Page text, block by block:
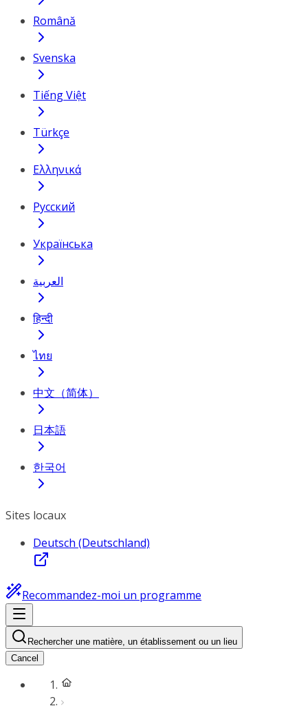
Română
Svenska
Tiếng Việt
Türkçe
Ελληνικά
Русский
Українська
العربية
हिन्दी
ไทย
中文（简体）
日本語
한국어
Sites locaux
Deutsch (Deutschland)
Recommandez-moi un programme
Rechercher une matière, un établissement ou un lieu
Cancel